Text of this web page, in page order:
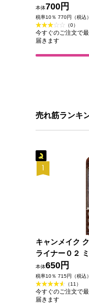
ボラトリーズ
本体700円
税率10％ 770円（税込）
（0）
今すぐのご注文で
届きます
売れ筋ランキ
キャンメイク
ライナー０２
ン ＿ 井田ラボ
本体650円
税率10％ 715円（税込）
（11）
今すぐのご注文で
届きます